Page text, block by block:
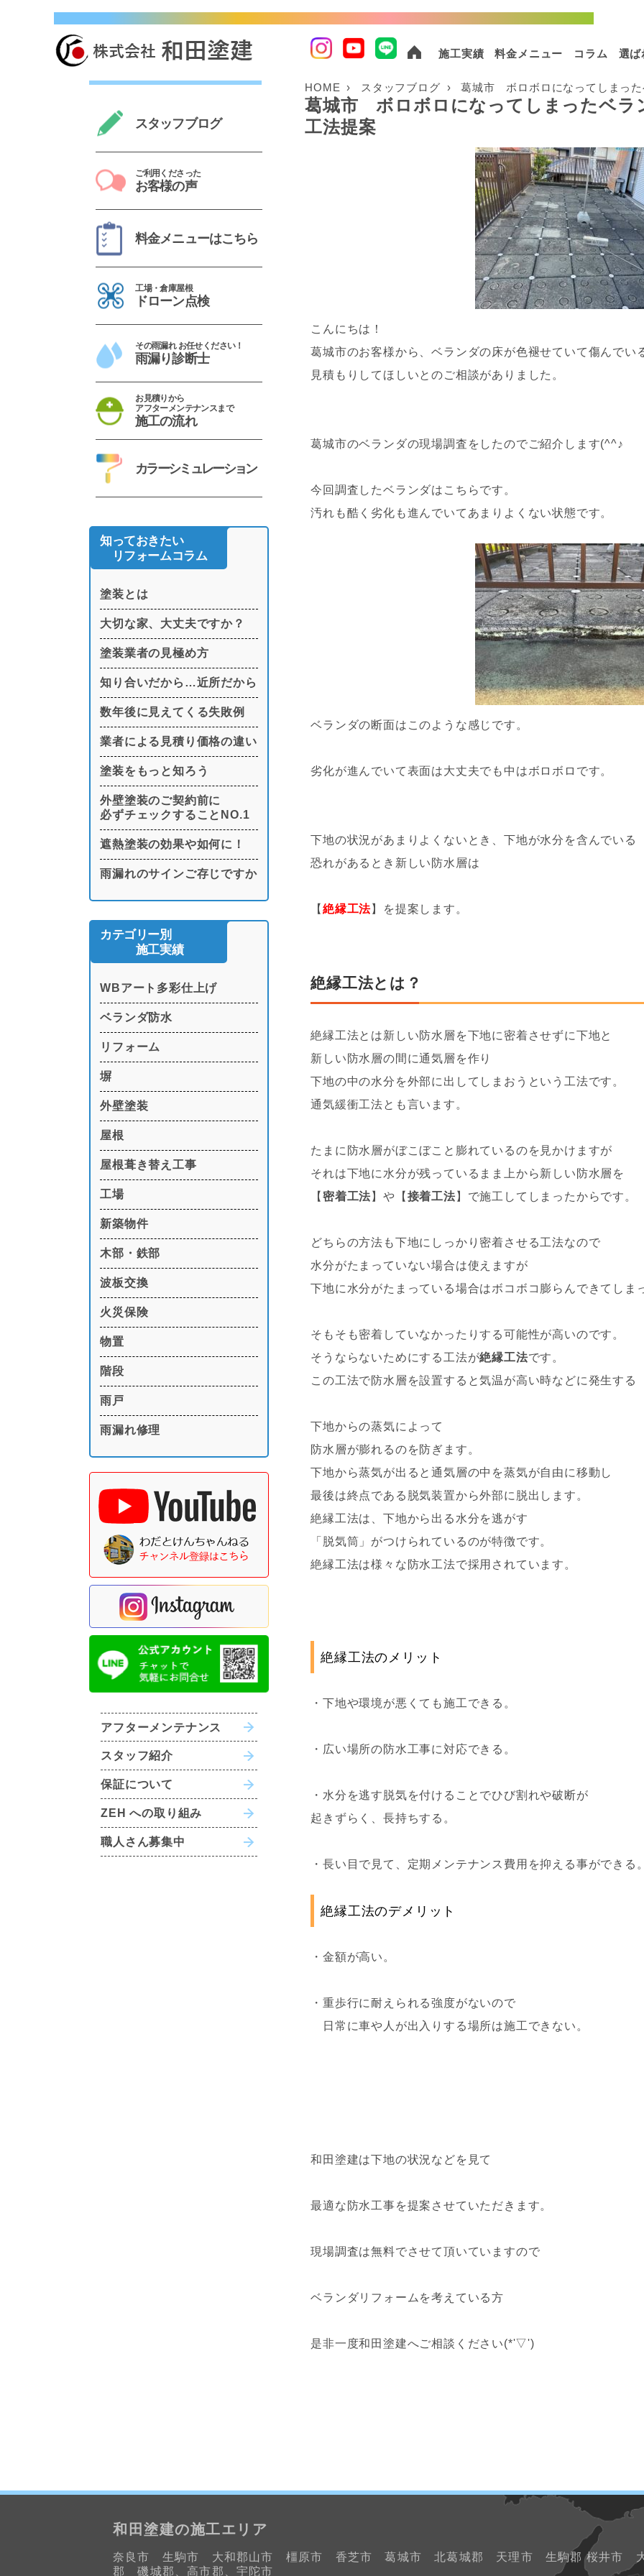
施工実績 料金メニュー コラム 選ば
スタッフブログ
ご利用くださった
お客様の声
料金メニューはこちら
工場・倉庫屋根
ドローン点検
その雨漏れ お任せください！
雨漏り診断士
お見積りから
アフターメンテナンスまで
施工の流れ
カラーシミュレーション
知っておきたい
リフォームコラム
塗装とは
大切な家、大丈夫ですか？
塗装業者の見極め方
知り合いだから…近所だから
数年後に見えてくる失敗例
業者による見積り価格の違い
塗装をもっと知ろう
外壁塗装のご契約前に
必ずチェックすることNO.1
遮熱塗装の効果や如何に！
雨漏れのサインご存じですか
カテゴリー別
施工実績
WBアート多彩仕上げ
ベランダ防水
リフォーム
塀
外壁塗装
屋根
屋根葺き替え工事
工場
新築物件
木部・鉄部
波板交換
火災保険
物置
階段
雨戸
雨漏れ修理
アフターメンテナンス
スタッフ紹介
保証について
ZEH への取り組み
職人さん募集中
HOME スタッフブログ 葛城市 ボロボロになってしまっ
葛城市 ボロボロになってしまったベラ
工法提案
こんにちは！
葛城市のお客様から、ベランダの床が色褪せていて傷んでい
見積もりしてほしいとのご相談がありました。
葛城市のベランダの現場調査をしたのでご紹介します(^^♪
今回調査したベランダはこちらです。
汚れも酷く劣化も進んでいてあまりよくない状態です。
ベランダの断面はこのような感じです。
劣化が進んでいて表面は大丈夫でも中はボロボロです。
下地の状況があまりよくないとき、下地が水分を含んでいる
恐れがあるとき新しい防水層は
【 絶縁工法】を提案します。
絶縁工法とは？
絶縁工法とは新しい防水層を下地に密着させずに下地と
新しい防水層の間に通気層を作り
下地の中の水分を外部に出してしまおうという工法です。
通気緩衝工法とも言います。
たまに防水層がぼこぼこと膨れているのを見かけますが
それは下地に水分が残っているまま上から新しい防水層を
【 密着工法 】や【 接着工法 】で施工してしまったからです。
どちらの方法も下地にしっかり密着させる工法なので
水分がたまっていない場合は使えますが
下地に水分がたまっている場合はボコボコ膨らんできてしま
そもそも密着していなかったりする可能性が高いのです。
そうならないためにする工法が絶縁工法です。
この工法で防水層を設置すると気温が高い時などに発生する
下地からの蒸気によって
防水層が膨れるのを防ぎます。
下地から蒸気が出ると通気層の中を蒸気が自由に移動し
最後は終点である脱気装置から外部に脱出します。
絶縁工法は、下地から出る水分を逃がす
「脱気筒」がつけられているのが特徴です。
絶縁工法は様々な防水工法で採用されています。
絶縁工法のメリット
・下地や環境が悪くても施工できる。
・広い場所の防水工事に対応できる。
・水分を逃す脱気を付けることでひび割れや破断が
起きずらく、長持ちする。
・長い目で見て、定期メンテナンス費用を抑える事ができる
絶縁工法のデメリット
・金額が高い。
・重歩行に耐えられる強度がないので
日常に車や人が出入りする場所は施工できない。
和田塗建は下地の状況などを見て
最適な防水工事を提案させていただきます。
現場調査は無料でさせて頂いていますので
ベランダリフォームを考えている方
是非一度和田塗建へご相談ください(*'▽')
和田塗建の施工エリア
奈良市 生駒市 大和郡山市 橿原市 香芝市 葛城市 北葛城郡 天理市 生駒郡 桜井市
郡 磯城郡、高市郡、宇陀市